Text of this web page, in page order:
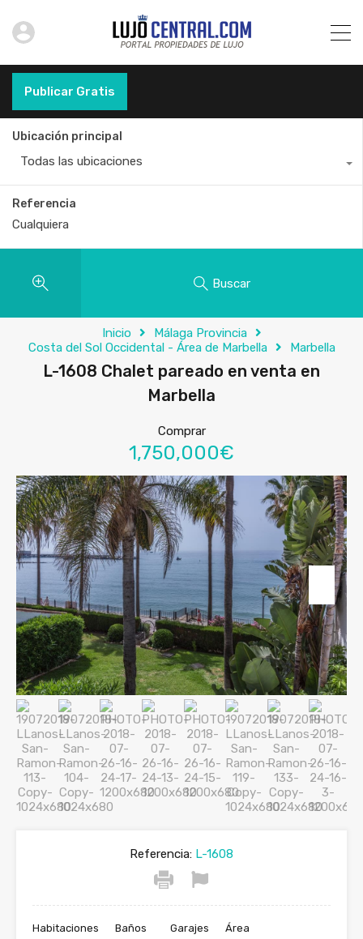
Publicar Gratis
Ubicación principal
Todas las ubicaciones
Referencia
Buscar
Inicio
Málaga Provincia
Costa del Sol Occidental - Área de Marbella
Marbella
L-1608 Chalet pareado en venta en
Marbella
Comprar
1,750,000€
Referencia: L-1608
Habitaciones Baños Garajes Área